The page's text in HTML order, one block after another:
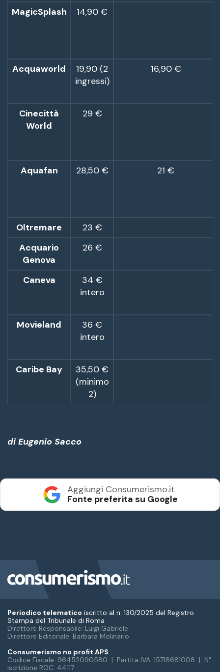
Periodico telematico iscritto al n. 130/2025 del Registro
Stampa del Tribunale di Roma
Direttore Responsabile: Luigi Gabriele
Direttore Editoriale: Barbara Molinario
Consumerismo no profit APS
Codice Fiscale: 96452090580 | Partita IVA: 15718681008 | N°
iscrizione ROC: 44117